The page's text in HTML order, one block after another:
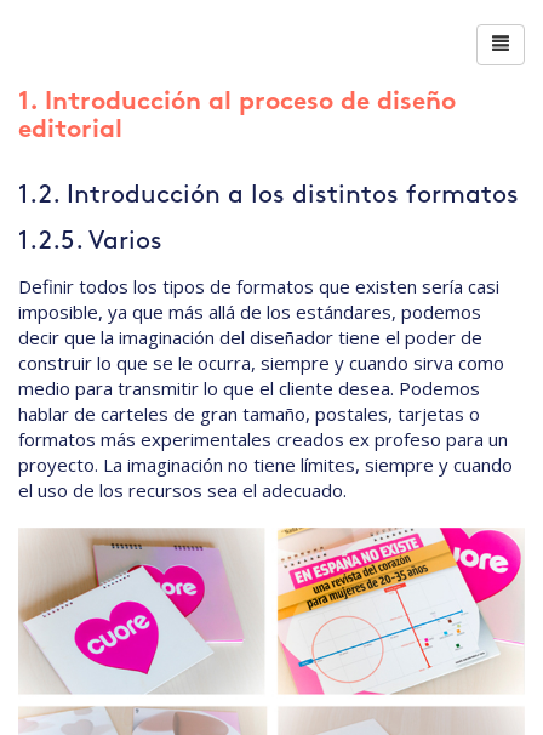
1. Introducción al proceso de diseño
editorial
1.2. Introducción a los distintos formatos
1.2.5. Varios
Definir todos los tipos de formatos que existen sería casi
imposible, ya que más allá de los estándares, podemos
decir que la imaginación del diseñador tiene el poder de
construir lo que se le ocurra, siempre y cuando sirva como
medio para transmitir lo que el cliente desea. Podemos
hablar de carteles de gran tamaño, postales, tarjetas o
formatos más experimentales creados ex profeso para un
proyecto. La imaginación no tiene límites, siempre y cuando
el uso de los recursos sea el adecuado.